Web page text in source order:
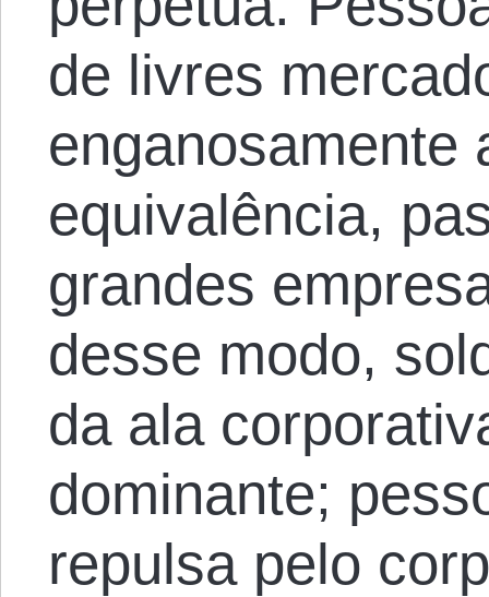
de livres
enganosamente
equivalência,
grandes
desse modo,
da ala
dominante;
repulsa pelo